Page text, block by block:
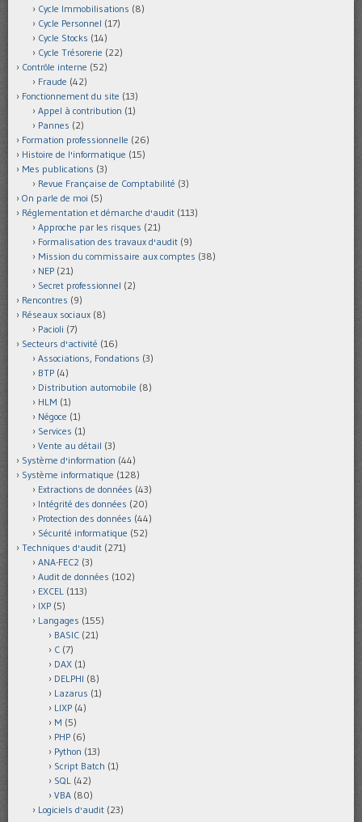
Cycle Immobilisations (8)
Cycle Personnel (17)
Cycle Stocks (14)
Cycle Trésorerie (22)
Contrôle interne (52)
Fraude (42)
Fonctionnement du site (13)
Appel à contribution (1)
Pannes (2)
Formation professionnelle (26)
Histoire de l'informatique (15)
Mes publications (3)
Revue Française de Comptabilité (3)
On parle de moi (5)
Réglementation et démarche d'audit (113)
Approche par les risques (21)
Formalisation des travaux d'audit (9)
Mission du commissaire aux comptes (38)
NEP (21)
Secret professionnel (2)
Rencontres (9)
Réseaux sociaux (8)
Pacioli (7)
Secteurs d'activité (16)
Associations, Fondations (3)
BTP (4)
Distribution automobile (8)
HLM (1)
Négoce (1)
Services (1)
Vente au détail (3)
Système d'information (44)
Système informatique (128)
Extractions de données (43)
Intégrité des données (20)
Protection des données (44)
Sécurité informatique (52)
Techniques d'audit (271)
ANA-FEC2 (3)
Audit de données (102)
EXCEL (113)
IXP (5)
Langages (155)
BASIC (21)
C (7)
DAX (1)
DELPHI (8)
Lazarus (1)
LIXP (4)
M (5)
PHP (6)
Python (13)
Script Batch (1)
SQL (42)
VBA (80)
Logiciels d'audit (23)